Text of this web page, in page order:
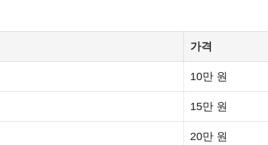
가격
10만 원
15만 원
20만 원